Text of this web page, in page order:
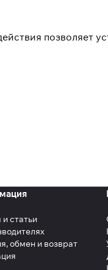
позволяет
статьи
обмен и возврат